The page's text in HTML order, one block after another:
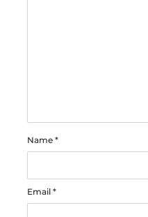
Name *
Email *